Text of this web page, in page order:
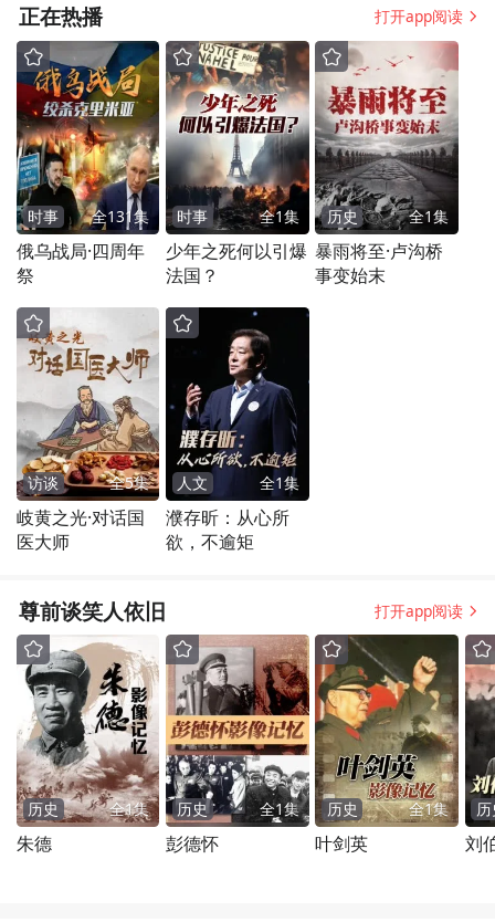
正在热播 打开app阅读
时事 全131集
俄乌战局·四周年
祭
时事 全1集
少年之死何以引爆
法国？
历史 全1集
暴雨将至·卢沟桥
事变始末
访谈 全5集
岐黄之光·对话国
医大师
人文 全1集
濮存昕：从心所
欲，不逾矩
尊前谈笑人依旧 打开app阅读
历史 全1集
朱德
历史 全1集
彭德怀
历史 全1集
叶剑英 刘